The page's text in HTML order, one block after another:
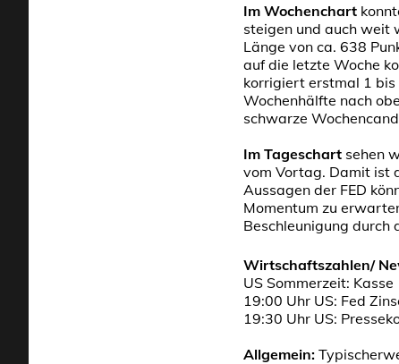
Im Wochenchart
steigen und auch weit
Länge von ca. 638
auf die letzte Woche
korrigiert erstmal 1 bis
Wochenhälfte nach
schwarze
Im Tageschart sehen
vom Vortag. Damit ist
Aussagen der FED
Momentum zu
Beschleunigung durch
Wirtschaftszahlen/
US Sommerzeit:
19:00 Uhr US: Fed
19:30 Uhr US:
Allgemein: